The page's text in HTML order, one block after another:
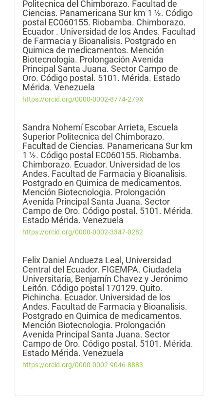
Politecnica del Chimborazo. Facultad de
Ciencias. Panamericana Sur km 1 ½. Código
postal EC060155. Riobamba. Chimborazo.
Ecuador . Universidad de los Andes. Facultad
de Farmacia y Bioanalisis. Postgrado en
Quimica de medicamentos. Mención
Biotecnologia. Prolongación Avenida
Principal Santa Juana. Sector Campo de
Oro. Código postal. 5101. Mérida. Estado
Mérida. Venezuela
https://orcid.org/0000-0002-8774-279X
Sandra Nohemí Escobar Arrieta, Escuela
Superior Politecnica del Chimborazo.
Facultad de Ciencias. Panamericana Sur km
1 ½. Código postal EC060155. Riobamba.
Chimborazo. Ecuador. Universidad de los
Andes. Facultad de Farmacia y Bioanalisis.
Postgrado en Quimica de medicamentos.
Mención Biotecnologia. Prolongación
Avenida Principal Santa Juana. Sector
Campo de Oro. Código postal. 5101. Mérida.
Estado Mérida. Venezuela
https://orcid.org/0000-0002-3347-0282
Felix Daniel Andueza Leal, Universidad
Central del Ecuador. FIGEMPA. Ciudadela
Universitaria, Benjamín Chavez y Jerónimo
Leitón. Código postal 170129. Quito.
Pichincha. Ecuador. Universidad de los
Andes. Facultad de Farmacia y Bioanalisis.
Postgrado en Quimica de medicamentos.
Mención Biotecnologia. Prolongación
Avenida Principal Santa Juana. Sector
Campo de Oro. Código postal. 5101. Mérida.
Estado Mérida. Venezuela
https://orcid.org/0000-0002-9046-8883